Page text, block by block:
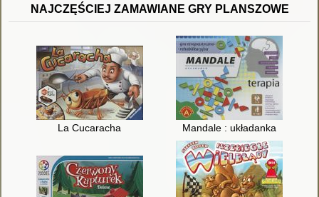
NAJCZĘŚCIEJ ZAMAWIANE GRY PLANSZOWE
La Cucaracha Mandale : układanka